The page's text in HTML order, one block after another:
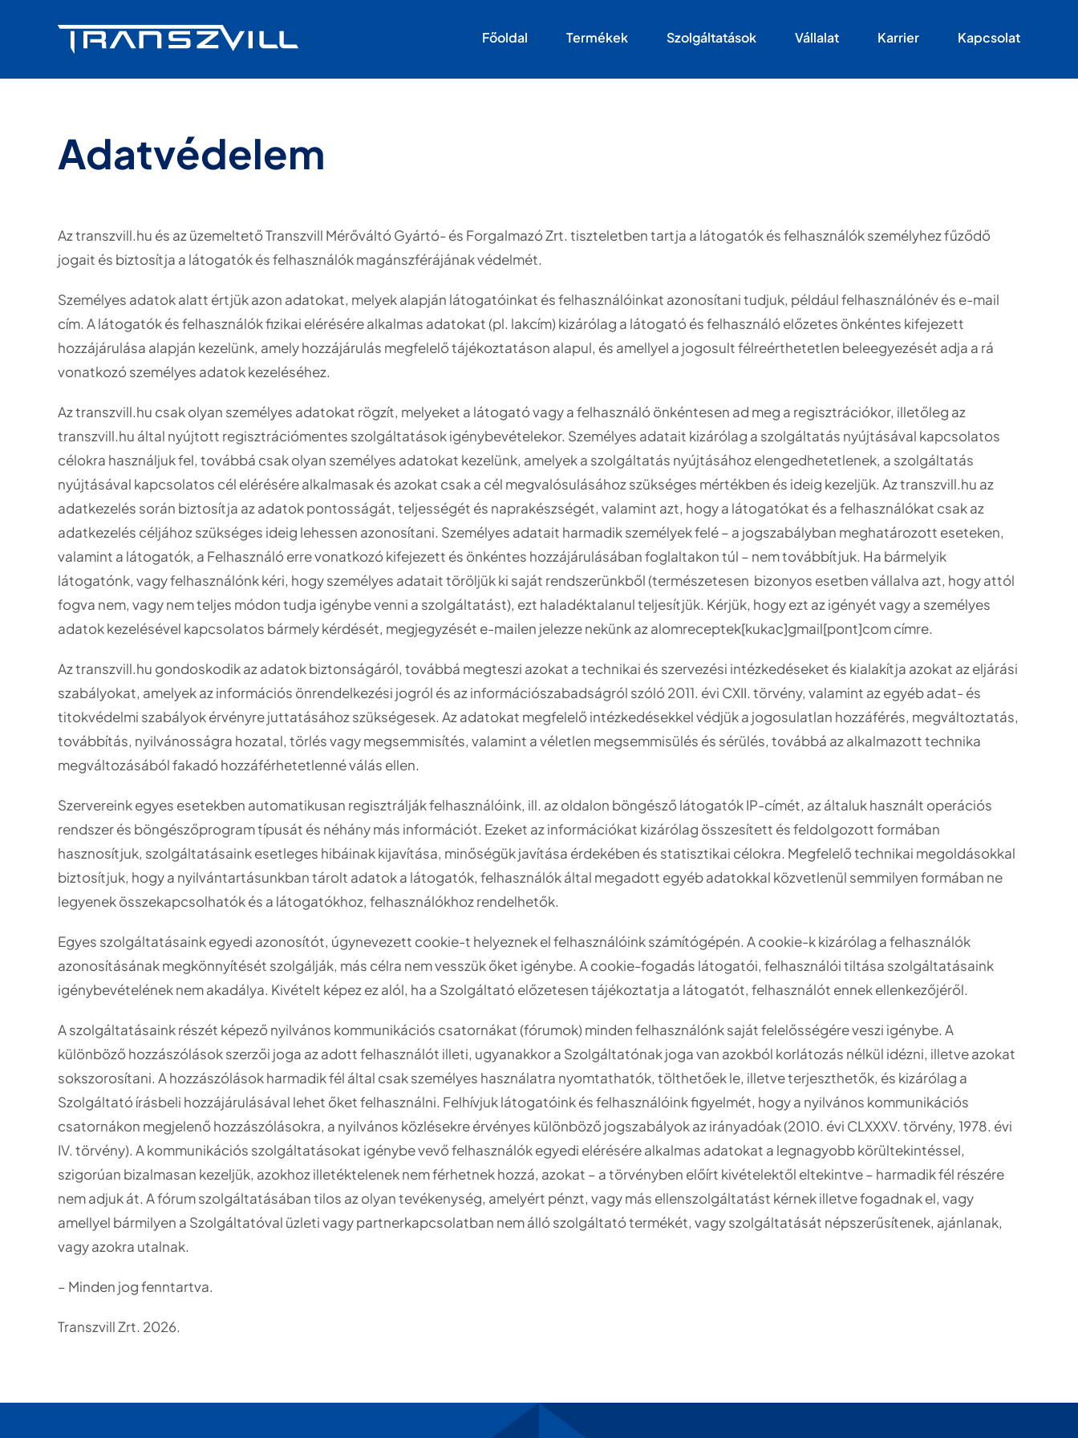
Főoldal Termékek Szolgáltatások Vállalat Karrier Kapcsolat
Adatvédelem
Az transzvill.hu és az üzemeltető Transzvill Mérőváltó Gyártó- és Forgalmazó Zrt. tiszteletben tartja a látogatók és felhasználók személyhez fűződő
jogait és biztosítja a látogatók és felhasználók magánszférájának védelmét.
Személyes adatok alatt értjük azon adatokat, melyek alapján látogatóinkat és felhasználóinkat azonosítani tudjuk, például felhasználónév és e-mail
cím. A látogatók és felhasználók fizikai elérésére alkalmas adatokat (pl. lakcím) kizárólag a látogató és felhasználó előzetes önkéntes kifejezett
hozzájárulása alapján kezelünk, amely hozzájárulás megfelelő tájékoztatáson alapul, és amellyel a jogosult félreérthetetlen beleegyezését adja a rá
vonatkozó személyes adatok kezeléséhez.
Az transzvill.hu csak olyan személyes adatokat rögzít, melyeket a látogató vagy a felhasználó önkéntesen ad meg a regisztrációkor, illetőleg az
transzvill.hu által nyújtott regisztrációmentes szolgáltatások igénybevételekor. Személyes adatait kizárólag a szolgáltatás nyújtásával kapcsolatos
célokra használjuk fel, továbbá csak olyan személyes adatokat kezelünk, amelyek a szolgáltatás nyújtásához elengedhetetlenek, a szolgáltatás
nyújtásával kapcsolatos cél elérésére alkalmasak és azokat csak a cél megvalósulásához szükséges mértékben és ideig kezeljük. Az transzvill.hu az
adatkezelés során biztosítja az adatok pontosságát, teljességét és naprakészségét, valamint azt, hogy a látogatókat és a felhasználókat csak az
adatkezelés céljához szükséges ideig lehessen azonosítani. Személyes adatait harmadik személyek felé – a jogszabályban meghatározott eseteken,
valamint a látogatók, a Felhasználó erre vonatkozó kifejezett és önkéntes hozzájárulásában foglaltakon túl – nem továbbítjuk. Ha bármelyik
látogatónk, vagy felhasználónk kéri, hogy személyes adatait töröljük ki saját rendszerünkből (természetesen bizonyos esetben vállalva azt, hogy attól
fogva nem, vagy nem teljes módon tudja igénybe venni a szolgáltatást), ezt haladéktalanul teljesítjük. Kérjük, hogy ezt az igényét vagy a személyes
adatok kezelésével kapcsolatos bármely kérdését, megjegyzését e-mailen jelezze nekünk az alomreceptek[kukac]gmail[pont]com címre.
Az transzvill.hu gondoskodik az adatok biztonságáról, továbbá megteszi azokat a technikai és szervezési intézkedéseket és kialakítja azokat az eljárási
szabályokat, amelyek az információs önrendelkezési jogról és az információszabadságról szóló 2011. évi CXII. törvény, valamint az egyéb adat- és
titokvédelmi szabályok érvényre juttatásához szükségesek. Az adatokat megfelelő intézkedésekkel védjük a jogosulatlan hozzáférés, megváltoztatás,
továbbítás, nyilvánosságra hozatal, törlés vagy megsemmisítés, valamint a véletlen megsemmisülés és sérülés, továbbá az alkalmazott technika
megváltozásából fakadó hozzáférhetetlenné válás ellen.
Szervereink egyes esetekben automatikusan regisztrálják felhasználóink, ill. az oldalon böngésző látogatók IP-címét, az általuk használt operációs
rendszer és böngészőprogram típusát és néhány más információt. Ezeket az információkat kizárólag összesített és feldolgozott formában
hasznosítjuk, szolgáltatásaink esetleges hibáinak kijavítása, minőségük javítása érdekében és statisztikai célokra. Megfelelő technikai megoldásokkal
biztosítjuk, hogy a nyilvántartásunkban tárolt adatok a látogatók, felhasználók által megadott egyéb adatokkal közvetlenül semmilyen formában ne
legyenek összekapcsolhatók és a látogatókhoz, felhasználókhoz rendelhetők.
Egyes szolgáltatásaink egyedi azonosítót, úgynevezett cookie-t helyeznek el felhasználóink számítógépén. A cookie-k kizárólag a felhasználók
azonosításának megkönnyítését szolgálják, más célra nem vesszük őket igénybe. A cookie-fogadás látogatói, felhasználói tiltása szolgáltatásaink
igénybevételének nem akadálya. Kivételt képez ez alól, ha a Szolgáltató előzetesen tájékoztatja a látogatót, felhasználót ennek ellenkezőjéről.
A szolgáltatásaink részét képező nyilvános kommunikációs csatornákat (fórumok) minden felhasználónk saját felelősségére veszi igénybe. A
különböző hozzászólások szerzői joga az adott felhasználót illeti, ugyanakkor a Szolgáltatónak joga van azokból korlátozás nélkül idézni, illetve azokat
sokszorosítani. A hozzászólások harmadik fél által csak személyes használatra nyomtathatók, tölthetőek le, illetve terjeszthetők, és kizárólag a
Szolgáltató írásbeli hozzájárulásával lehet őket felhasználni. Felhívjuk látogatóink és felhasználóink figyelmét, hogy a nyilvános kommunikációs
csatornákon megjelenő hozzászólásokra, a nyilvános közlésekre érvényes különböző jogszabályok az irányadóak (2010. évi CLXXXV. törvény, 1978. évi
IV. törvény). A kommunikációs szolgáltatásokat igénybe vevő felhasználók egyedi elérésére alkalmas adatokat a legnagyobb körültekintéssel,
szigorúan bizalmasan kezeljük, azokhoz illetéktelenek nem férhetnek hozzá, azokat – a törvényben előírt kivételektől eltekintve – harmadik fél részére
nem adjuk át. A fórum szolgáltatásában tilos az olyan tevékenység, amelyért pénzt, vagy más ellenszolgáltatást kérnek illetve fogadnak el, vagy
amellyel bármilyen a Szolgáltatóval üzleti vagy partnerkapcsolatban nem álló szolgáltató termékét, vagy szolgáltatását népszerűsítenek, ajánlanak,
vagy azokra utalnak.
– Minden jog fenntartva.
Transzvill Zrt. 2026.